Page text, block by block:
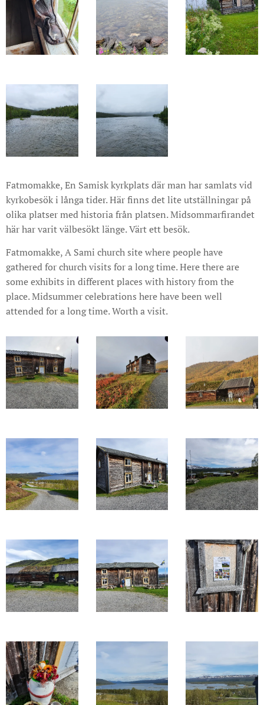
Fatmomakke, En Samisk kyrkplats där man har samlats vid
kyrkobesök i långa tider. Här finns det lite utställningar på
olika platser med historia från platsen. Midsommarfirandet
här har varit välbesökt länge. Värt ett besök.
Fatmomakke, A Sami church site where people have
gathered for church visits for a long time. Here there are
some exhibits in different places with history from the
place. Midsummer celebrations here have been well
attended for a long time. Worth a visit.